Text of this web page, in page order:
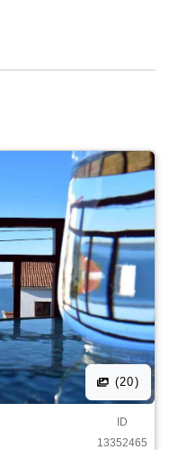
(20)
ID
13352465